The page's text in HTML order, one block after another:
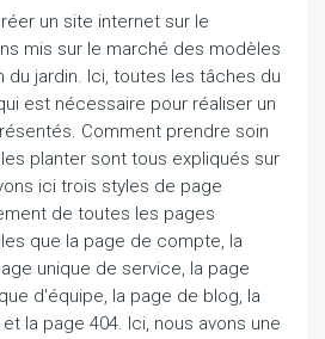
un site internet sur le
mis sur le marché des modèles
du jardin. Ici, toutes les tâches du
est nécessaire pour réaliser un
Comment prendre soin
planter sont tous expliqués sur
ici trois styles de page
de toutes les pages
que la page de compte, la
unique de service, la page
d'équipe, la page de blog, la
la page 404. Ici, nous avons une